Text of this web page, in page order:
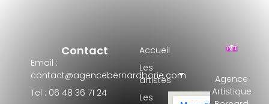
Agence
Artistique
Contact
Email :
contact@agencebernardborie.com
Tel : 06 48 36 71 24
Accueil
Les
artistes
Les